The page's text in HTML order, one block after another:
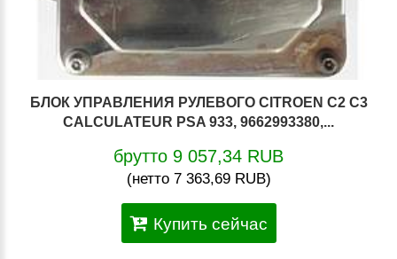
БЛОК УПРАВЛЕНИЯ РУЛЕВОГО CITROEN C2 C3
CALCULATEUR PSA 933, 9662993380,...
брутто 9 057,34 RUB
(нетто 7 363,69 RUB)
Купить сейчас